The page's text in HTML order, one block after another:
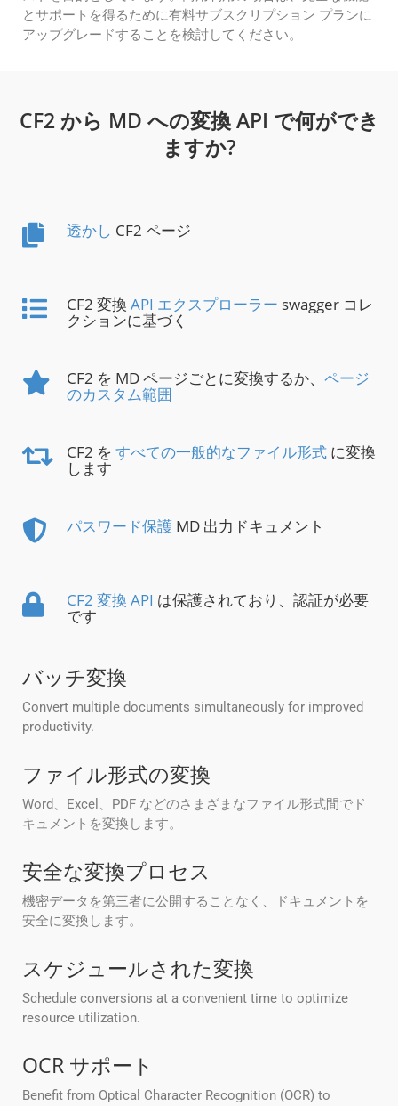
とサポートを得るために有料サブスクリプション プランに
アップグレードすることを検討してください。
CF2 から MD への変換 API で何ができ
ますか?
透かし CF2 ページ
CF2 変換 API エクスプローラー swagger コレ
クションに基づく
CF2 を MD ページごとに変換するか、 ページ
のカスタム範囲
CF2 を すべての一般的なファイル形式 に変換
します
パスワード保護 MD 出力ドキュメント
CF2 変換 API は保護されており、認証が必要
です
バッチ変換
Convert multiple documents simultaneously for improved
productivity.
ファイル形式の変換
Word、Excel、PDF などのさまざまなファイル形式間でド
キュメントを変換します。
安全な変換プロセス
機密データを第三者に公開することなく、ドキュメントを
安全に変換します。
スケジュールされた変換
Schedule conversions at a convenient time to optimize
resource utilization.
OCR サポート
Benefit from Optical Character Recognition (OCR) to